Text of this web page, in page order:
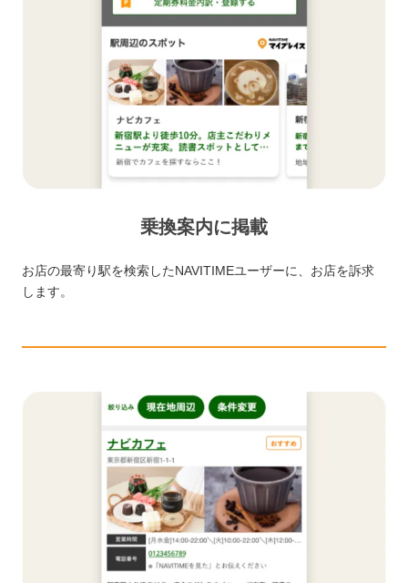
乗換案内に掲載
お店の最寄り駅を検索したNAVITIMEユーザーに、お店を訴求
します。